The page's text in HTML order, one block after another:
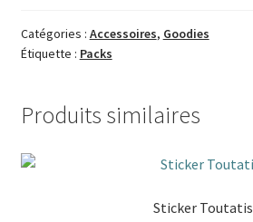
Catégories : Accessoires, Goodies
Étiquette : Packs
Produits similaires
Sticker Toutatis